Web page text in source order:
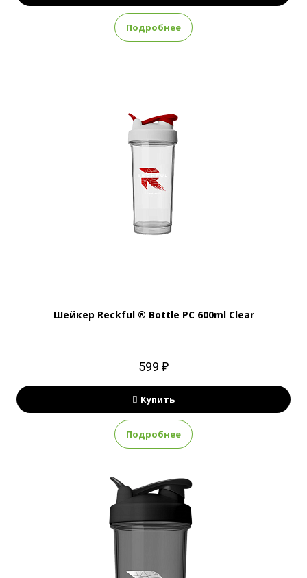
Подробнее
Шейкер Reckful ® Bottle PC 600ml Clear
599 ₽
Купить
Подробнее